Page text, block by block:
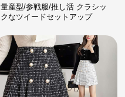
量産型/参戦服/推し活 クラシッ
クなツイードセットアップ